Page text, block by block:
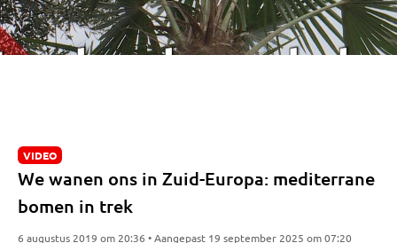
VIDEO
We wanen ons in Zuid-Europa: mediterrane
bomen in trek
6 augustus 2019 om 20:36 • Aangepast 19 september 2025 om 07:20